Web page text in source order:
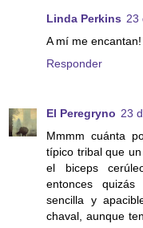
Linda Perkins 23
A mí me encantan!
Responder
El Peregryno 23
Mmmm cuánta
típico tribal que
el biceps
entonces
sencilla y
chaval, aunque